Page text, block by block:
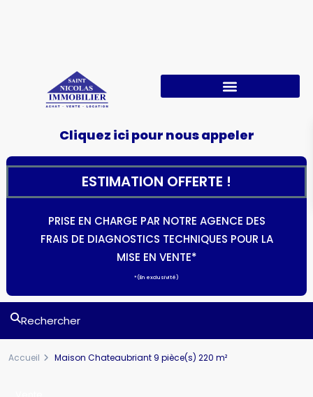
Cliquez ici pour nous appeler
ESTIMATION OFFERTE !
PRISE EN CHARGE PAR NOTRE AGENCE DES
FRAIS DE DIAGNOSTICS TECHNIQUES POUR LA
MISE EN VENTE*
*(En exclusivité)
Rechercher
Accueil Maison Chateaubriant 9 pièce(s) 220 m²